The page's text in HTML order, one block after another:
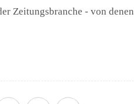
Zeitungsbranche - von denen